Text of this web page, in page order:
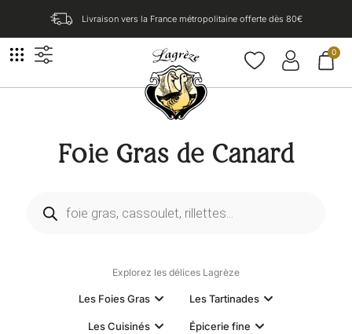
Livraison vers la France métropolitaine offerte dès 80€​
0
Foie Gras de Canard
Explorez les délices Lagrèze
Les Foies Gras Les Tartinades
Les Cuisinés Épicerie fine